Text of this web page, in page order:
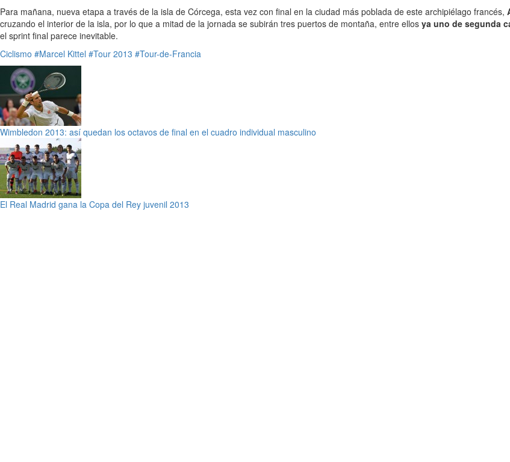
Para mañana, nueva etapa a través de la isla de Córcega, esta vez con final en la ciudad más poblada de este archipiélago francés,
cruzando el interior de la isla, por lo que a mitad de la jornada se subirán tres puertos de montaña, entre ellos ya uno de segunda
el sprint final parece inevitable.
Ciclismo #Marcel Kittel #Tour 2013 #Tour-de-Francia
Wimbledon 2013: así quedan los octavos de final en el cuadro individual masculino
El Real Madrid gana la Copa del Rey juvenil 2013